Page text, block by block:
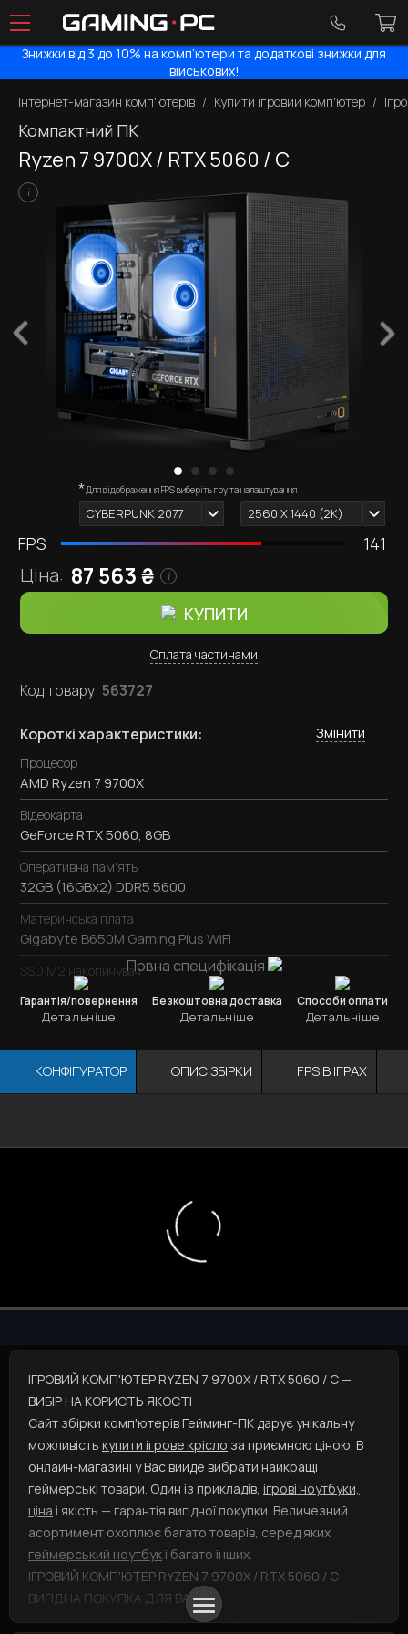
Знижки від 3 до 10% на комп’ютери та додаткові знижки для
військових!
Інтернет-магазин комп'ютерів
Купити ігровий комп'ютер
Компактний ПК
Ryzen 7 9700X / RTX 5060 / C
i
Зовнішній вигляд комп'ютера залежить від обраних
комплектуючих.
CYBERPUNK 2077 2560 X 1440 (2К)
*Для відображення FPS виберіть гру та налаштування
FPS 141
Ціна: 87 563₴ i
КУПИТИ
Оплата частинами
Код товару: 563727
Короткі характеристики: Змінити
Процесор
AMD Ryzen 7 9700X
Відеокарта
GeForce RTX 5060, 8GB
Оперативна пам'ять
32GB (16GBx2) DDR5 5600
Материнська плата
Gigabyte B650M Gaming Plus WiFi
SSD M2 накопичувач
SSD M.2 1TB / Kingston NV3
Охолодження процесора
Блок живлення
750W / DeepCool PN750M
JONSBO D32 Black
Повна специфікація
Гарантія/повернення
Детальніше
Безкоштовна доставка
Детальніше
Способи оплати
Детальніше
КОНФІГУРАТОР ОПИС ЗБІРКИ FPS В ІГРАХ
ІГРОВИЙ КОМП'ЮТЕР RYZEN 7 9700X / RTX 5060 / C —
ВИБІР НА КОРИСТЬ ЯКОСТІ
Сайт збірки комп'ютерів Гейминг-ПК дарує унікальну
можливість купити ігрове крісло за приємною ціною. В
онлайн-магазині у Вас вийде вибрати найкращі
геймерські товари. Один із прикладів, ігрові ноутбуки,
ціна і якість — гарантія вигідної покупки. Величезний
асортимент охоплює багато товарів, серед яких
геймерський ноутбук і багато інших.
ІГРОВИЙ КОМП'ЮТЕР RYZEN 7 9700X / RTX 5060 / C —
ВИГІДНА ПОКУПКА ДЛЯ ВАС
У тому випадку, якщо Вас цікавитьджойстик, купити